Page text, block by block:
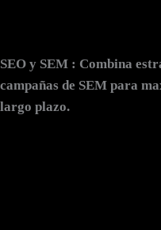
SEO y SEM : Combina
campañas de SEM para
largo plazo.